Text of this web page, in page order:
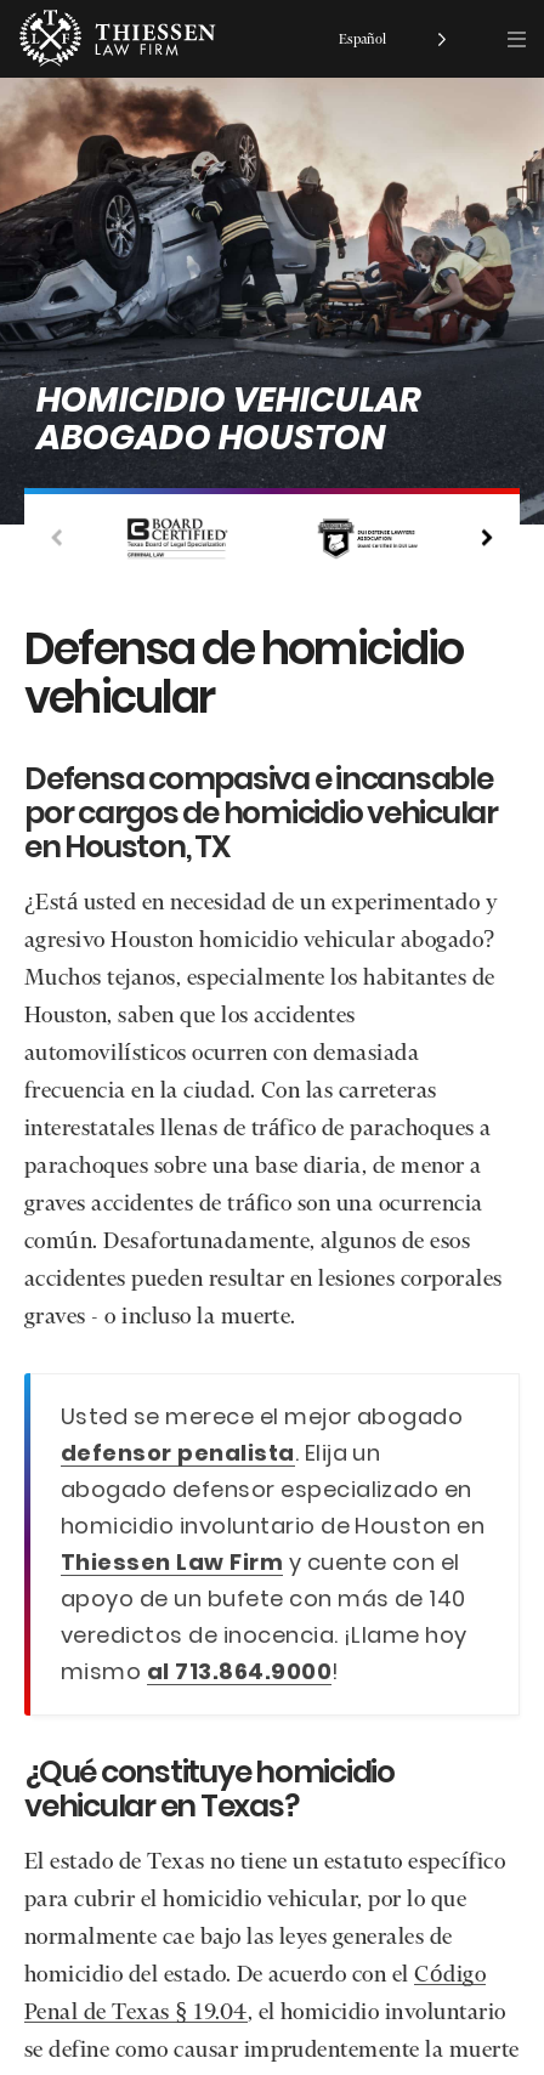
HOMICIDIO VEHICULAR
ABOGADO HOUSTON
Defensa de homicidio
vehicular
Defensa compasiva e incansable
por cargos de homicidio vehicular
en Houston, TX
¿Está usted en necesidad de un experimentado y
agresivo Houston homicidio vehicular abogado?
Muchos tejanos, especialmente los habitantes de
Houston, saben que los accidentes
automovilísticos ocurren con demasiada
frecuencia en la ciudad. Con las carreteras
interestatales llenas de tráfico de parachoques a
parachoques sobre una base diaria, de menor a
graves accidentes de tráfico son una ocurrencia
común. Desafortunadamente, algunos de esos
accidentes pueden resultar en lesiones corporales
graves - o incluso la muerte.
Usted se merece el mejor abogado
defensor penalista. Elija un
abogado defensor especializado en
homicidio involuntario de Houston en
Thiessen Law Firm y cuente con el
apoyo de un bufete con más de 140
veredictos de inocencia. ¡Llame hoy
mismo al 713.864.9000!
¿Qué constituye homicidio
vehicular en Texas?
El estado de Texas no tiene un estatuto específico
para cubrir el homicidio vehicular, por lo que
normalmente cae bajo las leyes generales de
homicidio del estado. De acuerdo con elCódigo
Penal de Texas § 19.04, el homicidio involuntario
se define como causar imprudentemente la muerte
Español